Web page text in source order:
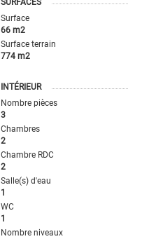
SURFACES
Surface
66 m2
Surface terrain
774 m2
INTÉRIEUR
Nombre pièces
3
Chambres
2
Chambre RDC
2
Salle(s) d'eau
1
WC
1
Nombre niveaux